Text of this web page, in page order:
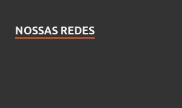
NOSSAS REDES